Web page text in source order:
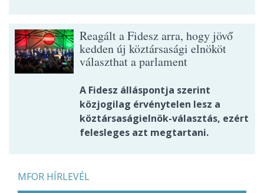
Reagált a Fidesz arra, hogy jövő
kedden új köztársasági elnököt
választhat a parlament
A Fidesz álláspontja szerint
közjogilag érvénytelen lesz a
köztársaságielnök-választás, ezért
felesleges azt megtartani.
MFOR HÍRLEVÉL